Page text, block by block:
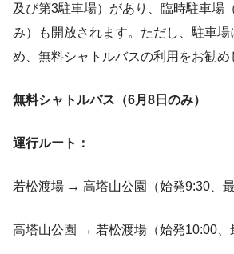
及び第3駐車場）があり、臨時駐車場
み）も開放されます。ただし、駐車場
め、無料シャトルバスの利用をお勧め
無料シャトルバス（6月8日のみ）
運行ルート：
若松渡場 → 高塔山公園（始発9:30、最
高塔山公園 → 若松渡場（始発10:00、